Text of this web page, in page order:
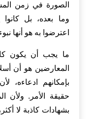
الصورة في زمن
وما بعده، بل كانوا
اعترضوا به هو أنها
ما يجب أن يكون
المعارضين هو أن
بإمكانهم ادعاءه،
حقيقة الأمر. ولأن
بشهادات كاذبة لا